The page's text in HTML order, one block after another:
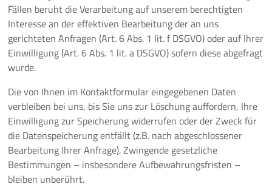
Fällen beruht die Verarbeitung auf unserem berechtigten
Interesse an der effektiven Bearbeitung der an uns
gerichteten Anfragen (Art. 6 Abs. 1 lit. f DSGVO) oder auf Ihrer
Einwilligung (Art. 6 Abs. 1 lit. a DSGVO) sofern diese abgefragt
wurde.
Die von Ihnen im Kontaktformular eingegebenen Daten
verbleiben bei uns, bis Sie uns zur Löschung auffordern, Ihre
Einwilligung zur Speicherung widerrufen oder der Zweck für
die Datenspeicherung entfällt (z.B. nach abgeschlossener
Bearbeitung Ihrer Anfrage). Zwingende gesetzliche
Bestimmungen – insbesondere Aufbewahrungsfristen –
bleiben unberührt.